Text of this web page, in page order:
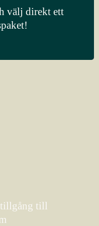
välj direkt ett
tillgång till